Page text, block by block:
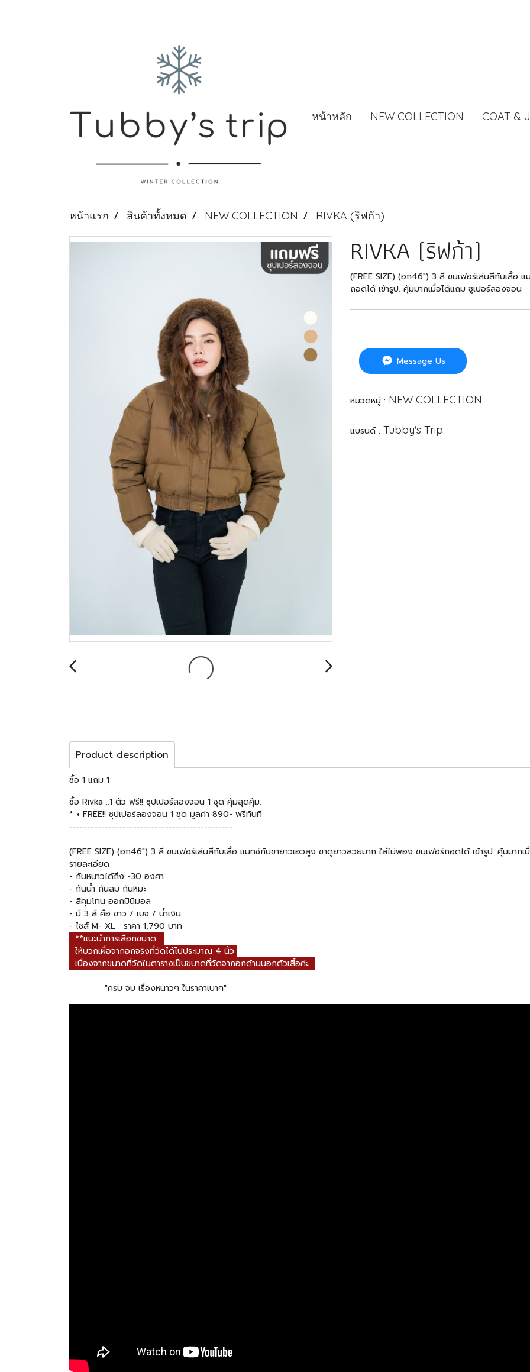
หน้าหลัก NEW COLLECTION COAT &
หน้าแรก สินค้าทั้งหมด NEW COLLECTION RIVKA (ริฟก้า)
RIVKA (ริฟก้า)
(FREE SIZE) (อก46") 3 สี ขนเฟอร์เล่นสีกับเสื้อ
ถอดได้ เข้ารูป. คุ้มมากเมื่อได้แถม ซูเปอร์ลองจอน
Message Us
หมวดหมู่ : NEW COLLECTION
แบรนด์ : Tubby's Trip
Product description
ซื้อ 1 แถม 1
ซื้อ Rivka ..1 ตัว ฟรี!! ซุปเปอร์ลองจอน 1 ชุด คุ้มสุดคุ้ม.
* + FREE!! ซุปเปอร์ลองจอน 1 ชุด มูลค่า 890- ฟรีทันที
----------------------------------------------
(FREE SIZE) (อก46") 3 สี ขนเฟอร์เล่นสีกับเสื้อ แมทช์กับขายาวเอวสูง ขาดูยาวสวยมาก ใส่ไม่พอง ขนเฟอร์ถอดได้ เข้ารูป. คุ้มมาก
รายละเอียด
- กันหนาวได้ถึง -30 องศา
- กันน้ำ กันลม กันหิมะ
- สีคุมโทน ออกมินิมอล
- มี 3 สี คือ ขาว / เบจ / น้ำเงิน
- ไซส์ M- XL ราคา 1,790 บาท
**แนะนำการเลือกขนาด.
ให้บวกเผื่อจากอกจริงที่วัดได้ไปประมาณ 4 นิ้ว
เนื่องจากขนาดที่วัดในตารางเป็นขนาดที่วัดจากอกด้านนอกตัวเสื้อค่ะ
"ครบ จบ เรื่องหนาวๆ ในราคาเบาๆ"